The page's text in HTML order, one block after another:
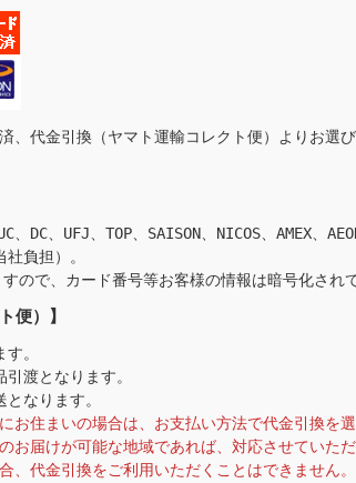
、代金引換（ヤマト運輸コレクト便）よりお選び
、DC、UFJ、TOP、SAISON、NICOS、AMEX、
負担）。
ので、カード番号等お客様の情報は暗号化され
便）】
。
渡となります。
なります。
お住まいの場合は、お支払い方法で代金引換を
お届けが可能な地域であれば、対応させていただ
、代金引換をご利用いただくことはできません